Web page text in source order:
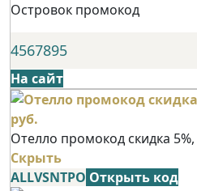
Островок промокод
4567895
На сайт
Отелло промокод скидка
Скрыть
ALLVSNTPO Открыть код